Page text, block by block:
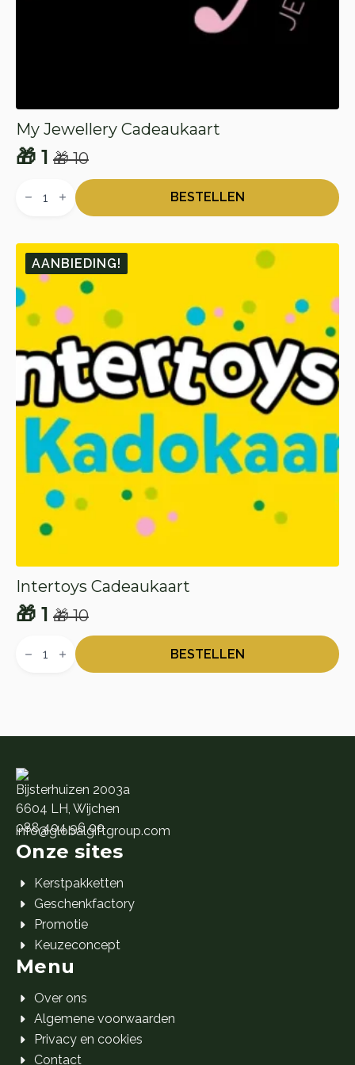
My Jewellery Cadeaukaart
🎁10
Oorspronkelijke
prijs
🎁 10.
🎁 1
Huidige
prijs
🎁 1.
Jewellery
Cadeaukaart
BESTELLEN
AANBIEDING!
Intertoys Cadeaukaart
🎁10
Oorspronkelijke
prijs
🎁 1
Huidige
prijs
Cadeaukaart
BESTELLEN
Bijsterhuizen 2003a
6604 LH, Wijchen
088 404 96 00
info@globalgiftgroup.com
Onze sites
Kerstpakketten
Geschenkfactory
Promotie
Keuzeconcept
Menu
Over ons
Algemene voorwaarden
Privacy en cookies
Contact